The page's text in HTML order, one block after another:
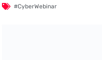
#CyberWebinar